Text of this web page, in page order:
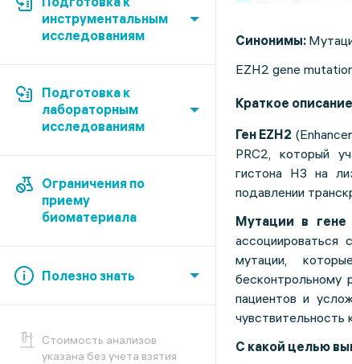
инструментальным
исследованиям
Подготовка к
лабораторным
исследованиям
Ограничения по
приему
биоматериала
Полезно знать
Cтоимость анализов
указана без учета взятия
Синонимы:
EZH2 gene
Краткое
Ген EZH2
PRC2, который
гистона H3 на
подавлении
Мутации в гене
ассоциироваться
мутации,
бесконтрольному
пациентов и
чувствительность
С какой целью